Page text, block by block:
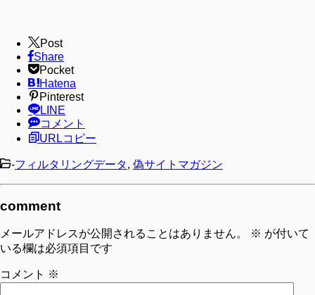
Post
Share
Pocket
Hatena
Pinterest
LINE
コメント
URLコピー
-フィルタリングデータ, 偽サイトマガジン
comment
メールアドレスが公開されることはありません。 ※ が付いて
いる欄は必須項目です
コメント ※